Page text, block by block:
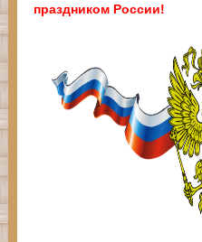
праздником России!